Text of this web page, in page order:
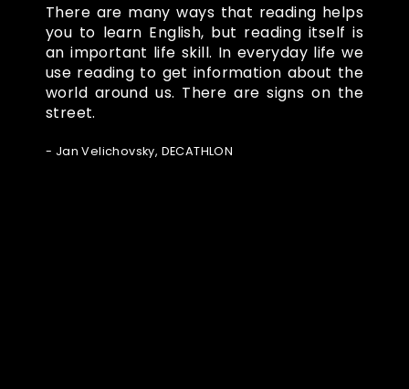
There are many ways that reading helps
you to learn English, but reading itself is
an important life skill. In everyday life we
use reading to get information about the
world around us. There are signs on the
street.
- Jan Velichovsky, DECATHLON